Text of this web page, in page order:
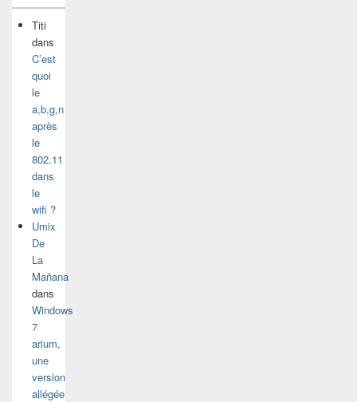
Titi
dans
C’est
quoi
le
a,b,g,n
après
le
802.11
dans
le
wifi ?
Umix
De
La
Mañana
dans
Windows
7
arium,
une
version
allégée